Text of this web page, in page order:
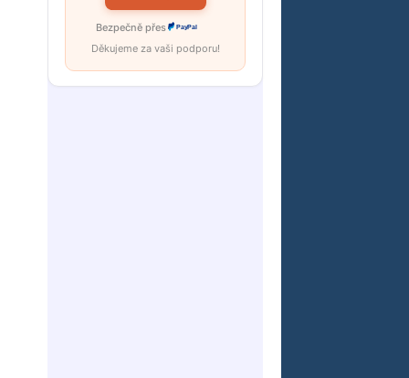
Bezpečně přes PayPal
Děkujeme za vaši podporu!